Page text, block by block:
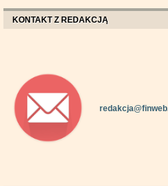
KONTAKT Z REDAKCJĄ